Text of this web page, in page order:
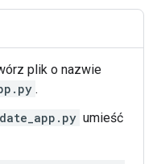
plik o nazwie
.
umieść